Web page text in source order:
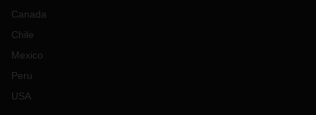
Canada
Chile
Mexico
Peru
USA